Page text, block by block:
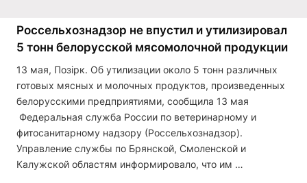
Россельхознадзор не впустил и утилизировал
5 тонн белорусской мясомолочной продукции
13 мая, Позірк. Об утилизации около 5 тонн различных
готовых мясных и молочных продуктов, произведенных
белорусскими предприятиями, сообщила 13 мая
Федеральная служба России по ветеринарному и
фитосанитарному надзору (Россельхознадзор).
Управление службы по Брянской, Смоленской и
Калужской областям информировало, что им …